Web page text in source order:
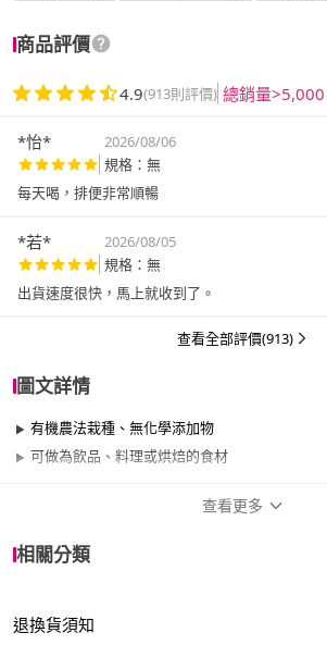
商品評價
4.9(913則評價) 總銷量>5,000
*怡* 2026/08/06
規格：無
每天喝，排便非常順暢
*若* 2026/08/05
規格：無
出貨速度很快，馬上就收到了。
查看全部評價(913)
圖文詳情
有機農法栽種、無化學添加物
可做為飲品、料理或烘焙的食材
重量
查看更多
相關分類
退換貨須知